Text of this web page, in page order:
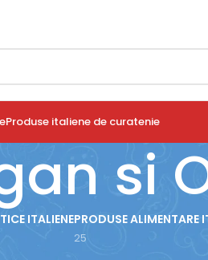
Produse italiene de curatenie
si
ITALIENEPRODUSE ALIMENTARE
25